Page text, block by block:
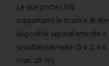
Le due porte USB
supportano la ricarica di due
dispositivi separatamente o
simultaneamente (5 V 2,4 A
max. 20 W).